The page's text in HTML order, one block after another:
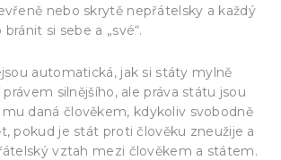
nebo skrytě nepřátelsky a každý
si sebe a „své“.
automatická, jak si státy mylně
silnějšího, ale práva státu jsou
daná člověkem, kdykoliv svobodně
pokud je stát proti člověku zneužije a
vztah mezi člověkem a státem.